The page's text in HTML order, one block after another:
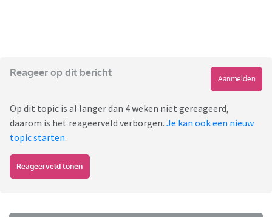
Reageer op dit bericht
Aanmelden
Op dit topic is al langer dan 4 weken niet gereageerd,
daarom is het reageerveld verborgen. Je kan ook een nieuw
topic starten.
Reageerveld tonen